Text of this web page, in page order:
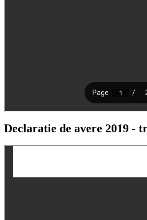
Declaratie de avere 2019 -